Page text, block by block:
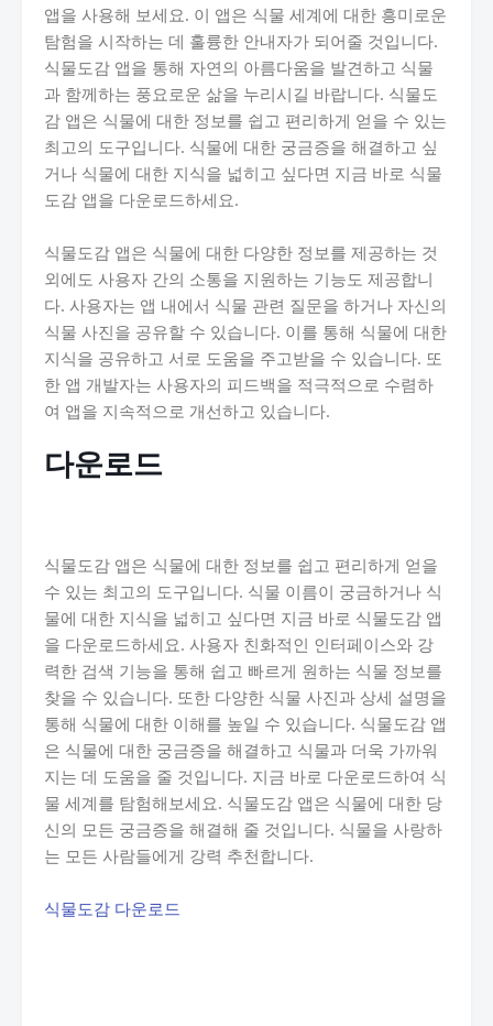
앱을 사용해 보세요. 이 앱은 식물 세계에 대한 흥미로운
탐험을 시작하는 데 훌륭한 안내자가 되어줄 것입니다.
식물도감 앱을 통해 자연의 아름다움을 발견하고 식물
과 함께하는 풍요로운 삶을 누리시길 바랍니다. 식물도
감 앱은 식물에 대한 정보를 쉽고 편리하게 얻을 수 있는
최고의 도구입니다. 식물에 대한 궁금증을 해결하고 싶
거나 식물에 대한 지식을 넓히고 싶다면 지금 바로 식물
도감 앱을 다운로드하세요.
식물도감 앱은 식물에 대한 다양한 정보를 제공하는 것
외에도 사용자 간의 소통을 지원하는 기능도 제공합니
다. 사용자는 앱 내에서 식물 관련 질문을 하거나 자신의
식물 사진을 공유할 수 있습니다. 이를 통해 식물에 대한
지식을 공유하고 서로 도움을 주고받을 수 있습니다. 또
한 앱 개발자는 사용자의 피드백을 적극적으로 수렴하
여 앱을 지속적으로 개선하고 있습니다.
다운로드
식물도감 앱은 식물에 대한 정보를 쉽고 편리하게 얻을
수 있는 최고의 도구입니다. 식물 이름이 궁금하거나 식
물에 대한 지식을 넓히고 싶다면 지금 바로 식물도감 앱
을 다운로드하세요. 사용자 친화적인 인터페이스와 강
력한 검색 기능을 통해 쉽고 빠르게 원하는 식물 정보를
찾을 수 있습니다. 또한 다양한 식물 사진과 상세 설명을
통해 식물에 대한 이해를 높일 수 있습니다. 식물도감 앱
은 식물에 대한 궁금증을 해결하고 식물과 더욱 가까워
지는 데 도움을 줄 것입니다. 지금 바로 다운로드하여 식
물 세계를 탐험해보세요. 식물도감 앱은 식물에 대한 당
신의 모든 궁금증을 해결해 줄 것입니다. 식물을 사랑하
는 모든 사람들에게 강력 추천합니다.
식물도감 다운로드